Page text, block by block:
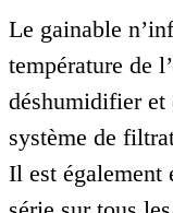
Le gainable
température de
déshumidifier et
système de
Il est également